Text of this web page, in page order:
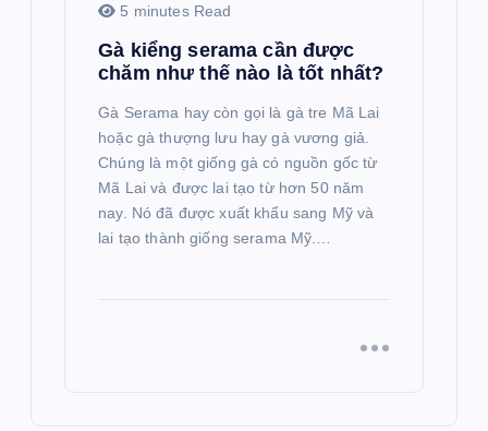
5 minutes Read
Gà kiểng serama cần được
chăm như thế nào là tốt nhất?
Gà Serama hay còn gọi là gà tre Mã Lai
hoặc gà thượng lưu hay gà vương giả.
Chúng là một giống gà có nguồn gốc từ
Mã Lai và được lai tạo từ hơn 50 năm
nay. Nó đã được xuất khẩu sang Mỹ và
lai tạo thành giống serama Mỹ.…